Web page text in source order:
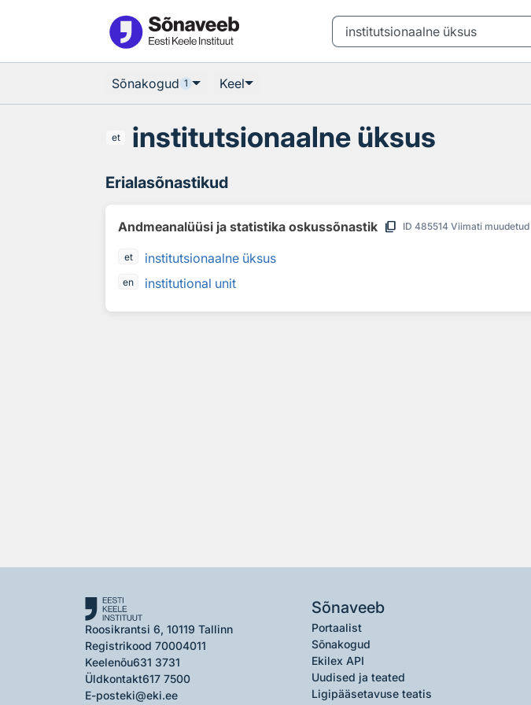
Sõnakogud 1 Keel
et institutsionaalne üksus
Erialasõnastikud
Andmeanalüüsi ja statistika oskussõnastik content_copy ID 485514 Viimati muudetud
et institutsionaalne üksus
en institutional unit
Roosikrantsi 6, 10119 Tallinn
Registrikood 70004011
Keelenõu631 3731
Üldkontakt617 7500
E-posteki@eki.ee
Sõnaveeb
Portaalist
Sõnakogud
Ekilex API
Uudised ja teated
Ligipääsetavuse teatis